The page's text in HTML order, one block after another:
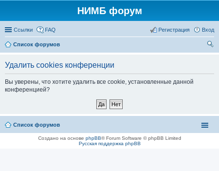
НИМБ форум
Ссылки FAQ Вход
Регистрация
Список форумов
Удалить cookies конференции
Вы уверены, что хотите удалить все cookie, установленные данной
конференцией?
Список форумов
Создано на основе phpBB® Forum Software © phpBB Limited
Русская поддержка phpBB